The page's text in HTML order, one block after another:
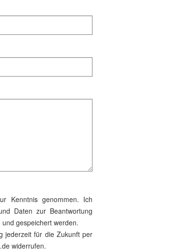
Kenntnis genommen. Ich
Daten zur Beantwortung
gespeichert werden.
jederzeit für die Zukunft per
widerrufen.